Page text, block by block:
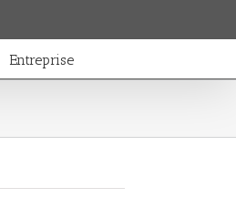
Entreprise